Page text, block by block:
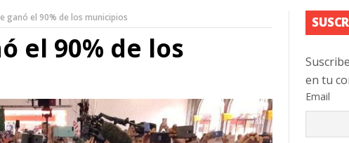
ganó el 90% de los municipios
el 90% de los
en tu
Email